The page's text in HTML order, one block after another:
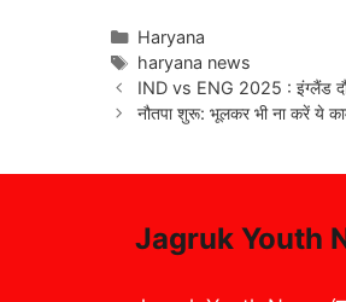
Categories
Haryana
Tags
haryana news
IND vs ENG 2025 : इंग्लैंड दौरे
नौतपा शुरू: भूलकर भी ना करें ये
Jagruk Youth